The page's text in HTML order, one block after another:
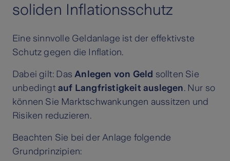
soliden Inflationsschutz
Eine sinnvolle Geldanlage ist der effektivste
Schutz gegen die Inflation.
Dabei gilt: Das Anlegen von Geld sollten Sie
unbedingt auf Langfristigkeit auslegen. Nur so
können Sie Marktschwankungen aussitzen und
Risiken reduzieren.
Beachten Sie bei der Anlage folgende
Grundprinzipien: